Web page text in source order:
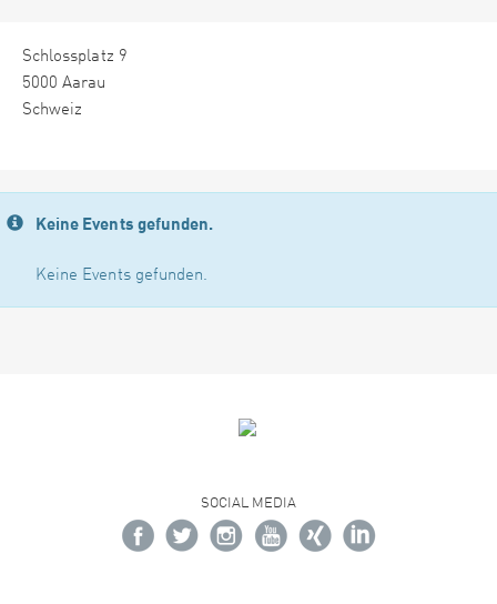
Schlossplatz 9
5000 Aarau
Schweiz
Keine Events gefunden.
Keine Events gefunden.
SOCIAL MEDIA